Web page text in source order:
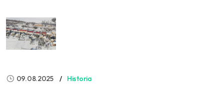
09.08.2025 Historia